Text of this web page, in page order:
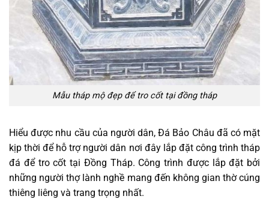
Mẫu tháp mộ đẹp để tro cốt tại đồng tháp
Hiểu được nhu cầu của người dân, Đá Bảo Châu đã có mặt
kịp thời để hỗ trợ người dân nơi đây lắp đặt công trình tháp
đá để tro cốt tại Đồng Tháp. Công trình được lắp đặt bởi
những người thợ lành nghề mang đến không gian thờ cúng
thiêng liêng và trang trọng nhất.